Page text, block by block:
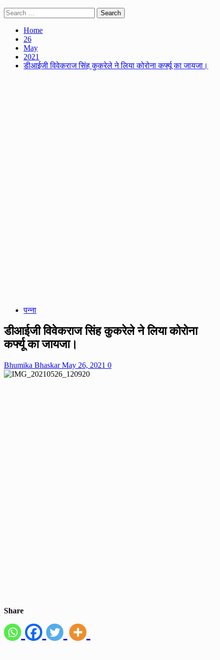
Search
for:
Home
26
May
2021
डीआईजी विवेकराज सिंह कुकरेले ने लिया कोरोना कर्फ्यू का जायजा।
पन्ना
डीआईजी विवेकराज सिंह कुकरेले ने लिया कोरोना
कर्फ्यू का जायजा।
Bhumika BhaskarMay 26, 2021 0
Share